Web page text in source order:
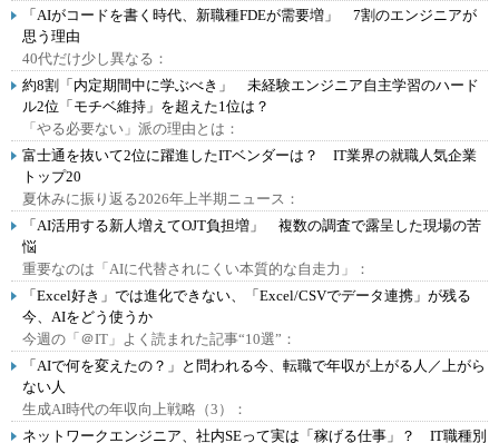
「AIがコードを書く時代、新職種FDEが需要増」 7割のエンジニアが
思う理由
40代だけ少し異なる：
約8割「内定期間中に学ぶべき」 未経験エンジニア自主学習のハード
ル2位「モチベ維持」を超えた1位は？
「やる必要ない」派の理由とは：
富士通を抜いて2位に躍進したITベンダーは？ IT業界の就職人気企業
トップ20
夏休みに振り返る2026年上半期ニュース：
「AI活用する新人増えてOJT負担増」 複数の調査で露呈した現場の苦
悩
重要なのは「AIに代替されにくい本質的な自走力」：
「Excel好き」では進化できない、「Excel/CSVでデータ連携」が残る
今、AIをどう使うか
今週の「＠IT」よく読まれた記事“10選”：
「AIで何を変えたの？」と問われる今、転職で年収が上がる人／上がら
ない人
生成AI時代の年収向上戦略（3）：
ネットワークエンジニア、社内SEって実は「稼げる仕事」？ IT職種別